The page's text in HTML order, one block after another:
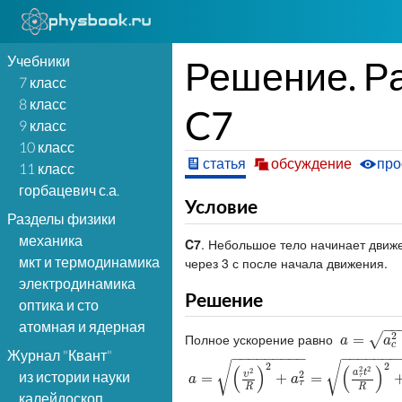
Учебники
7 класс
8 класс
9 класс
10 класс
11 класс
горбацевич с.а.
Разделы физики
механика
мкт и термодинамика
электродинамика
оптика и сто
атомная и ядерная
Журнал "Квант"
из истории науки
калейдоскоп
Решение.
C7
статья обсуждение
Условие
C7. Небольшое тело начинает
через 3 с после начала движения.
Решение
Полное ускорение равно a = a2
c
−−
√
a=ac 2+aτ2
a = ( υ2
R )2
+ a2
τ
− −
−−−−−−−
√ = ( a2
τt2
R ) 2
−−−−−−−
√
a=(υ 2 R )2 +a τ =(a τ2t 2R 2 + a τ2=a τ a